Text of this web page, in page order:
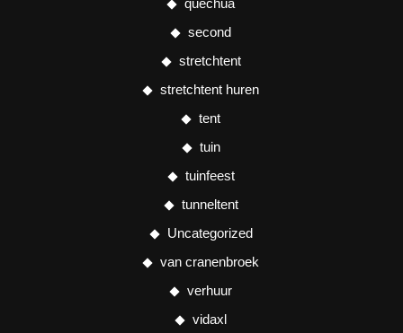
quechua
second
stretchtent
stretchtent huren
tent
tuin
tuinfeest
tunneltent
Uncategorized
van cranenbroek
verhuur
vidaxl